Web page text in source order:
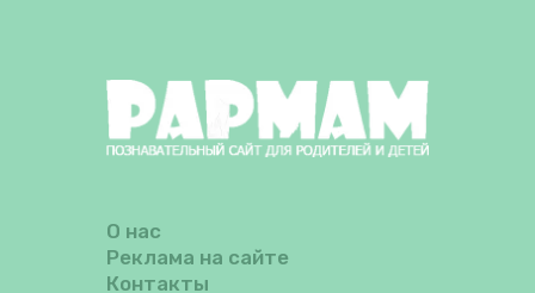
О нас
Реклама на сайте
Контакты